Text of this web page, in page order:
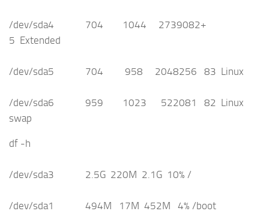
/dev/sda4 704 1044 2739082+
5 Extended
/dev/sda5 704 958 2048256 83 Linux
/dev/sda6 959 1023 522081 82 Linux
swap
df -h
/dev/sda3 2.5G 220M 2.1G 10% /
/dev/sda1 494M 17M 452M 4% /boot